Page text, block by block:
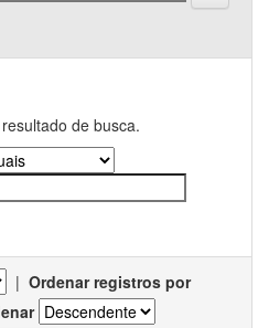
de busca.
| Ordenar registros por